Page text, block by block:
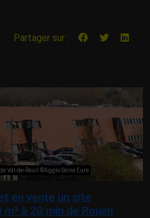
Partager sur :
Val-de-Reuil ©Agglo Seine Eure
en vente un site
à 20 min de Rouen